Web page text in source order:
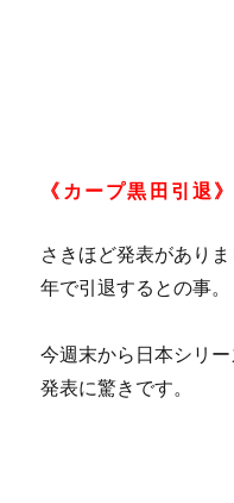
《カープ黒田引退》
さきほど発表があり
年で引退するとの事。
今週末から日本シリ
発表に驚きです。